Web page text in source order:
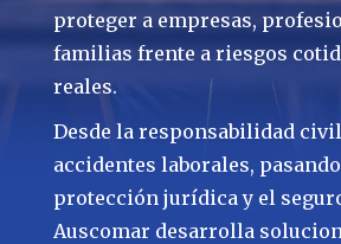
proteger a empresas,
familias frente a riesgos
reales.
Desde la responsabilidad
accidentes laborales,
protección jurídica y el
Auscomar desarrolla